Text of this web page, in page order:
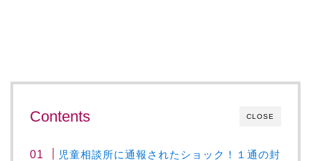
CLOSE
Contents
児童相談所に通報されたショック！１通の封